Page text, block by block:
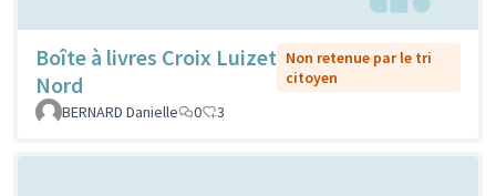
Boîte à livres Croix Luizet
Nord
Non retenue par le tri
citoyen
BERNARD Danielle
0 3